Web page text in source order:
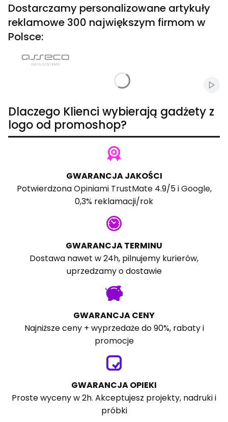
Dostarczamy personalizowane artykuły
reklamowe 300 największym firmom w
Polsce:
Dlaczego Klienci wybierają gadżety z
logo od promoshop?
GWARANCJA JAKOŚCI
PotwierdzonaOpiniami TrustMate4.9/5 iGoogle,
0,3% reklamacji/rok
GWARANCJA TERMINU
Dostawa nawet w 24h, pilnujemy kurierów,
uprzedzamy o dostawie
GWARANCJA CENY
Najniższe ceny + wyprzedaże do 90%, rabaty i
promocje
GWARANCJA OPIEKI
Proste wyceny w 2h. Akceptujesz projekty, nadruki i
próbki